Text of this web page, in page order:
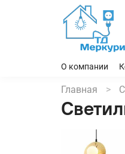
О компании
Главная